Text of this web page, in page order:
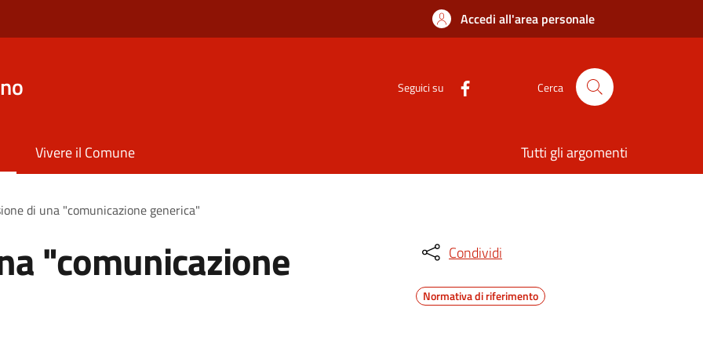
Accedi all'area personale
Seguici su Cerca
Vivere il Comune Tutti gli argomenti
di una "comunicazione generica"
"comunicazione Condividi
Normativa di riferimento